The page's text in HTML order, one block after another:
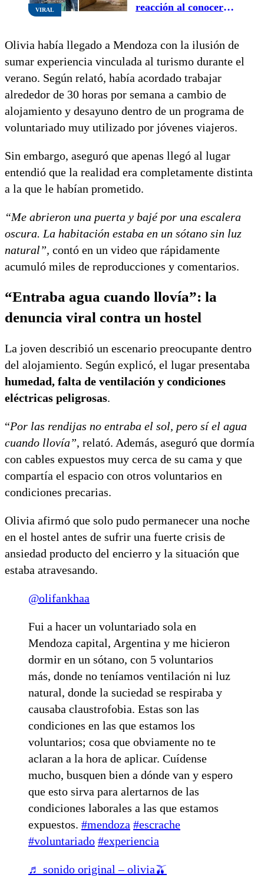
VIRAL
reacción al conocer
Olivia había llegado a Mendoza con la ilusión de
sumar experiencia vinculada al turismo durante el
verano. Según relató, había acordado trabajar
alrededor de 30 horas por semana a cambio de
alojamiento y desayuno dentro de un programa de
voluntariado muy utilizado por jóvenes viajeros.
Sin embargo, aseguró que apenas llegó al lugar
entendió que la realidad era completamente distinta
a la que le habían prometido.
“Me abrieron una puerta y bajé por una escalera
oscura. La habitación estaba en un sótano sin luz
natural”, contó en un video que rápidamente
acumuló miles de reproducciones y comentarios.
“Entraba agua cuando llovía”: la
denuncia viral contra un hostel
La joven describió un escenario preocupante dentro
del alojamiento. Según explicó, el lugar presentaba
humedad, falta de ventilación y condiciones
eléctricas peligrosas.
“Por las rendijas no entraba el sol, pero sí el agua
cuando llovía”, relató. Además, aseguró que dormía
con cables expuestos muy cerca de su cama y que
compartía el espacio con otros voluntarios en
condiciones precarias.
Olivia afirmó que solo pudo permanecer una noche
en el hostel antes de sufrir una fuerte crisis de
ansiedad producto del encierro y la situación que
estaba atravesando.
@olifankhaa
Fui a hacer un voluntariado sola en
Mendoza capital, Argentina y me hicieron
dormir en un sótano, con 5 voluntarios
más, donde no teníamos ventilación ni luz
natural, donde la suciedad se respiraba y
causaba claustrofobia. Estas son las
condiciones en las que estamos los
voluntarios; cosa que obviamente no te
aclaran a la hora de aplicar. Cuídense
mucho, busquen bien a dónde van y espero
que esto sirva para alertarnos de las
condiciones laborales a las que estamos
expuestos. #mendoza #escrache
#voluntariado #experiencia
♬ sonido original – olivia🫒